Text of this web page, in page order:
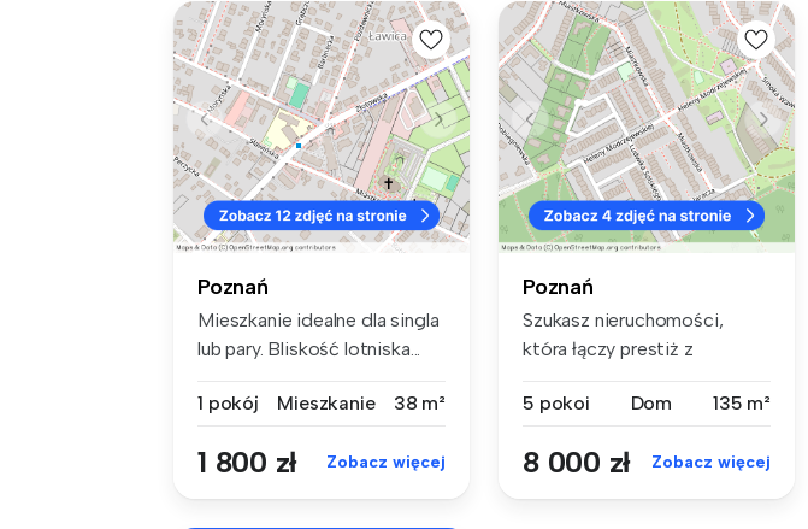
Poznań
Mieszkanie idealne dla singla
lub pary. Bliskość lotniska...
1 pokój Mieszkanie 38 m²
1 800 zł Zobacz więcej
Poznań
Szukasz nieruchomości,
która łączy prestiż z
5 pokoi
Dom 135 m²
8 000 zł Zobacz więcej